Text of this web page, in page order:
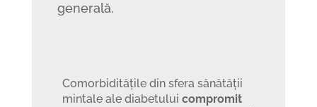
generală.
Comorbiditățile din sfera sănătății
mintale ale diabetului compromit